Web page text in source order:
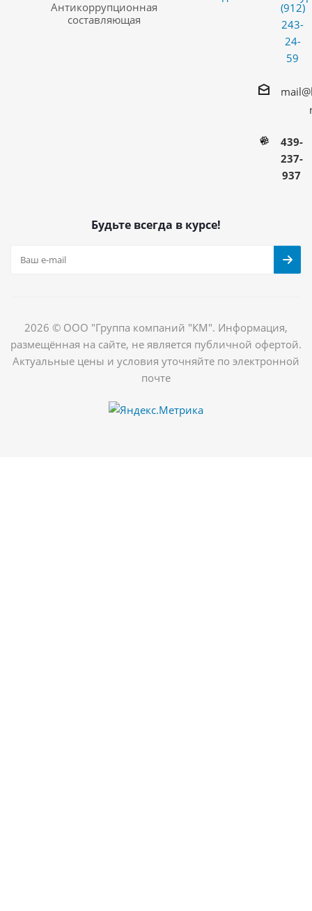
Антикоррупционная
составляющая
(912)
243-
24-
59
439-
237-
937
Будьте всегда в курсе!
2026 © ООО "Группа компаний "КМ". Информация,
размещённая на сайте, не является публичной офертой.
Актуальные цены и условия уточняйте по электронной
почте